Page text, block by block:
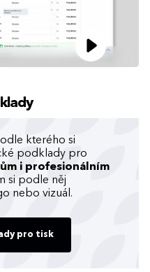
kterého si
podklady pro
i profesionálním
si podle něj
nebo vizuál.
pro tisk